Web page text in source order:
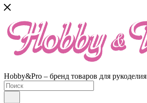
Hobby&Pro – бренд товаров для рукоделия